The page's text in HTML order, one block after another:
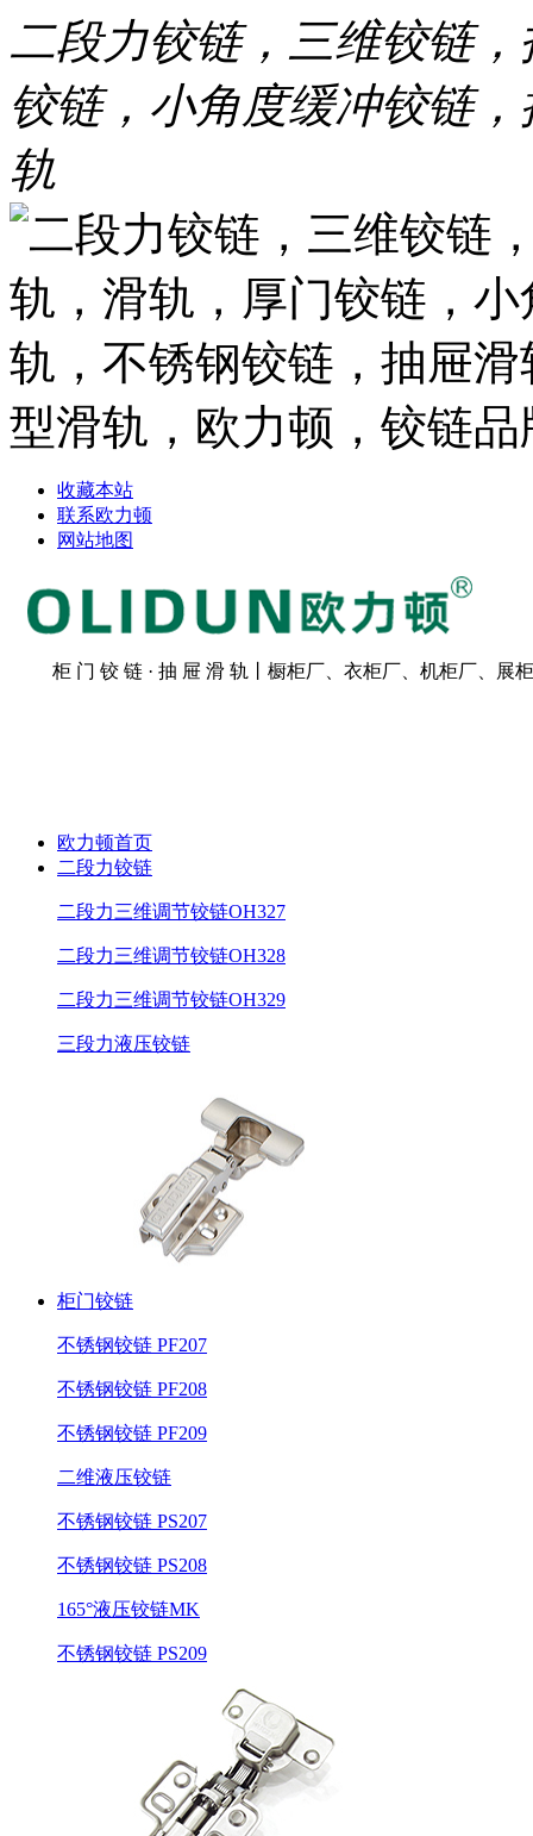
二段力铰链，三维铰链
铰链，小角度缓冲铰链
轨
收藏本站
联系欧力顿
网站地图
柜 门 铰 链 · 抽 屉 滑 轨丨橱柜厂、衣柜厂、机柜厂、展柜
欧力顿首页
二段力铰链
二段力三维调节铰链OH327
二段力三维调节铰链OH328
二段力三维调节铰链OH329
三段力液压铰链
柜门铰链
不锈钢铰链 PF207
不锈钢铰链 PF208
不锈钢铰链 PF209
二维液压铰链
不锈钢铰链 PS207
不锈钢铰链 PS208
165°液压铰链MK
不锈钢铰链 PS209